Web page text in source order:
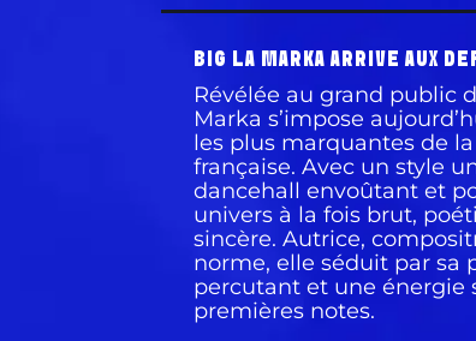
BIG LA MARKA ARRIVE AUX
Révélée au grand public
Marka s’impose
les plus marquantes de
française. Avec un style
dancehall envoûtant et
univers à la fois brut,
sincère. Autrice,
norme, elle séduit par sa
percutant et une énergie
premières notes.